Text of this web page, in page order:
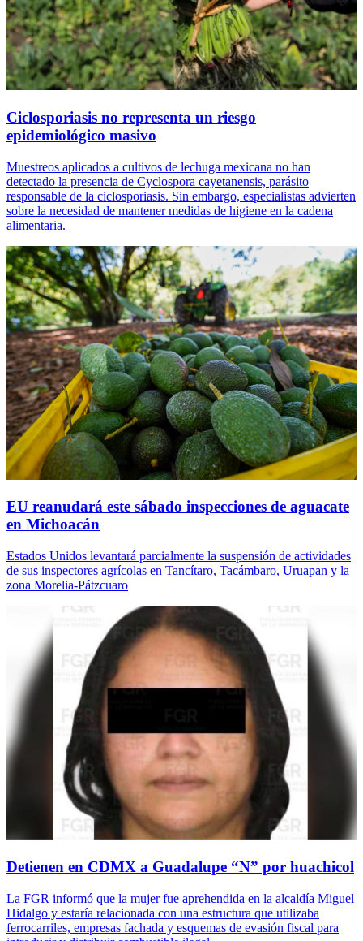
Ciclosporiasis no representa un riesgo
epidemiológico masivo
Muestreos aplicados a cultivos de lechuga mexicana no han
detectado la presencia de Cyclospora cayetanensis, parásito
responsable de la ciclosporiasis. Sin embargo, especialistas advierten
sobre la necesidad de mantener medidas de higiene en la cadena
alimentaria.
EU reanudará este sábado inspecciones de aguacate
en Michoacán
Estados Unidos levantará parcialmente la suspensión de actividades
de sus inspectores agrícolas en Tancítaro, Tacámbaro, Uruapan y la
zona Morelia-Pátzcuaro
Detienen en CDMX a Guadalupe “N” por huachicol
La FGR informó que la mujer fue aprehendida en la alcaldía Miguel
Hidalgo y estaría relacionada con una estructura que utilizaba
ferrocarriles, empresas fachada y esquemas de evasión fiscal para